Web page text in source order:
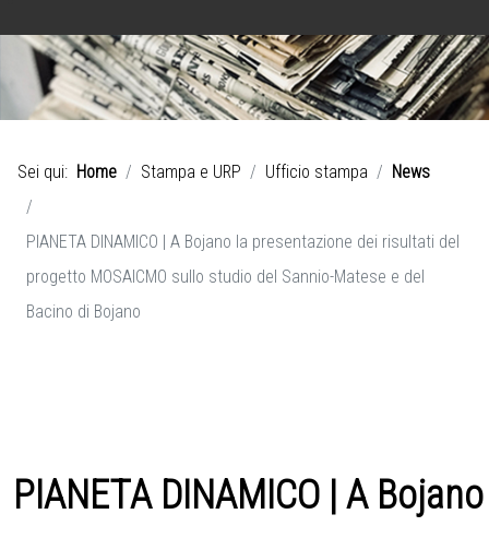
Sei qui: Home Stampa e URP Ufficio stampa News
PIANETA DINAMICO | A Bojano la presentazione dei risultati del
progetto MOSAICMO sullo studio del Sannio-Matese e del
Bacino di Bojano
PIANETA DINAMICO | A Bojano